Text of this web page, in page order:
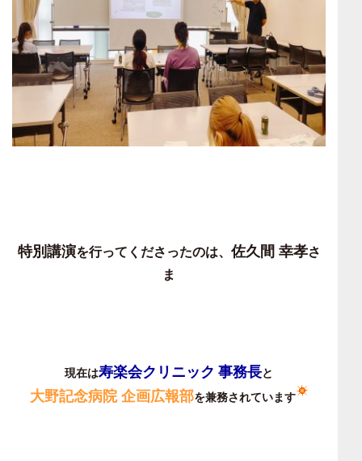
特別講演を行ってくださったのは、 佐久間 幸孝さ
ま
現在は寿楽会クリニック 事務長と
大野記念病院 企画広報部を兼務されています